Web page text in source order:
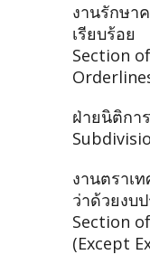
งานรักษา
เรียบร้อย
Section
ฝ่ายนิติการ
งานตราเ
ว่าด้วยงบ
Section
(Except